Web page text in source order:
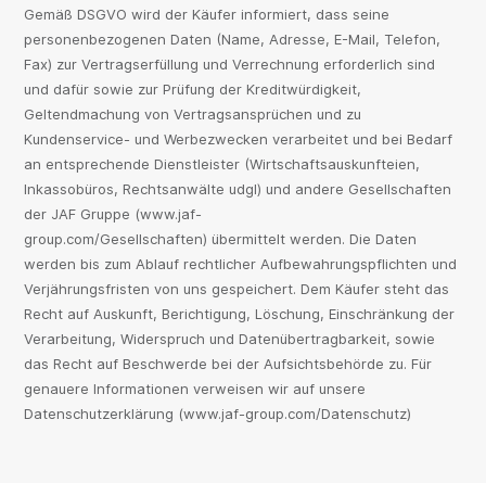
Gemäß DSGVO wird der Käufer informiert, dass seine
personenbezogenen Daten (Name, Adresse, E-Mail, Telefon,
Fax) zur Vertragserfüllung und Verrechnung erforderlich sind
und dafür sowie zur Prüfung der Kreditwürdigkeit,
Geltendmachung von Vertragsansprüchen und zu
Kundenservice- und Werbezwecken verarbeitet und bei Bedarf
an entsprechende Dienstleister (Wirtschaftsauskunfteien,
Inkassobüros, Rechtsanwälte udgl) und andere Gesellschaften
der JAF Gruppe (www.jaf-
group.com/Gesellschaften) übermittelt werden. Die Daten
werden bis zum Ablauf rechtlicher Aufbewahrungspflichten und
Verjährungsfristen von uns gespeichert. Dem Käufer steht das
Recht auf Auskunft, Berichtigung, Löschung, Einschränkung der
Verarbeitung, Widerspruch und Datenübertragbarkeit, sowie
das Recht auf Beschwerde bei der Aufsichtsbehörde zu. Für
genauere Informationen verweisen wir auf unsere
Datenschutzerklärung (www.jaf-group.com/Datenschutz)